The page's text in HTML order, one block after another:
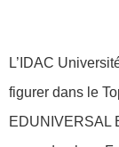
L’IDAC
figurer dans le
EDUNIVERSAL